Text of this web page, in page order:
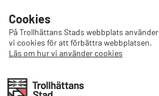
Cookies
På Trollhättans Stads webbplats använder
vi cookies för att förbättra webbplatsen.
Läs om hur vi använder cookies